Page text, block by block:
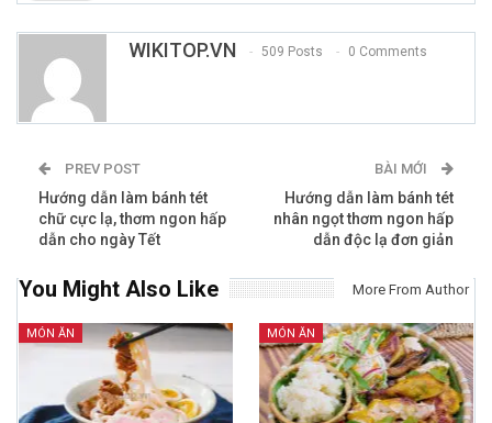
WIKITOP.VN 509 Posts 0 Comments
PREV POST
Hướng dẫn làm bánh tét
chữ cực lạ, thơm ngon hấp
dẫn cho ngày Tết
BÀI MỚI
Hướng dẫn làm bánh tét
nhân ngọt thơm ngon hấp
dẫn độc lạ đơn giản
You Might Also Like More From Author
MÓN ĂN MÓN ĂN